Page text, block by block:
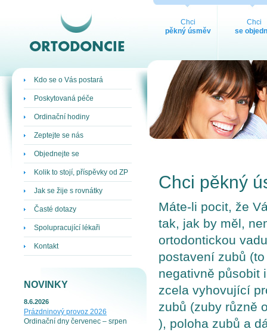
Chci
pěkný úsměv
Chci
se
Chci pěkný
Máte-li pocit, že
tak, jak by měl,
ortodontickou
postavení zubů
negativně působit
zcela vyhovující
zubů (zuby různě
), poloha zubů a
Kdo se o Vás postará
Poskytovaná péče
Ordinační hodiny
Zeptejte se nás
Objednejte se
Kolik to stojí, příspěvky od ZP
Jak se žije s rovnátky
Časté dotazy
Spolupracující lékaři
Kontakt
NOVINKY
8.6.2026
Prázdninový provoz 2026
Ordinační dny červenec – srpen